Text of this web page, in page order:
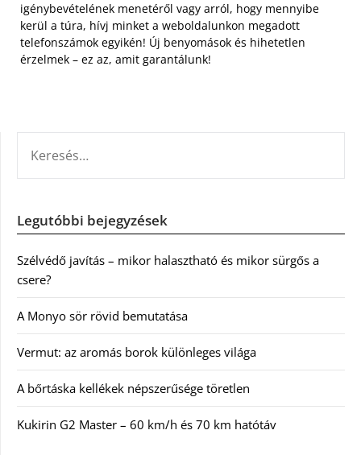
igénybevételének menetéről vagy arról, hogy mennyibe
kerül a túra, hívj minket a weboldalunkon megadott
telefonszámok egyikén! Új benyomások és hihetetlen
érzelmek – ez az, amit garantálunk!
Legutóbbi bejegyzések
Szélvédő javítás – mikor halasztható és mikor sürgős a
csere?
A Monyo sör rövid bemutatása
Vermut: az aromás borok különleges világa
A bőrtáska kellékek népszerűsége töretlen
Kukirin G2 Master – 60 km/h és 70 km hatótáv